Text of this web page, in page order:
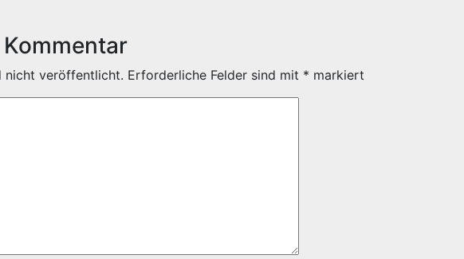
nicht veröffentlicht. Erforderliche Felder sind mit * markiert